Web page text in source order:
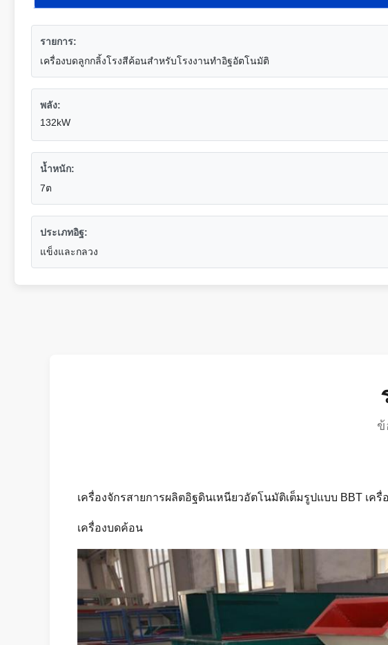
รายการ:
เครื่องบดลูกกลิ้งโรงสีค้อนสำหรับโรงงานทำอิฐอัตโนมัติ
พลัง:
132kW
น้ำหนัก:
7ต
ประเภทอิฐ:
แข็งและกลวง
เครื่องจักรสายการผลิตอิฐดินเหนียวอัตโนมัติเต็มรูปแบบ BBT เ
เครื่องบดค้อน